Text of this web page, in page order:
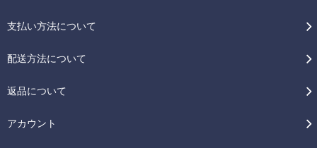
支払い方法について
配送方法について
返品について
アカウント